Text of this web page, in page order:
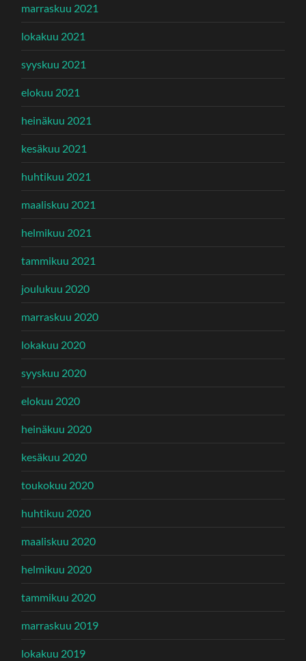
marraskuu 2021
lokakuu 2021
syyskuu 2021
elokuu 2021
heinäkuu 2021
kesäkuu 2021
huhtikuu 2021
maaliskuu 2021
helmikuu 2021
tammikuu 2021
joulukuu 2020
marraskuu 2020
lokakuu 2020
syyskuu 2020
elokuu 2020
heinäkuu 2020
kesäkuu 2020
toukokuu 2020
huhtikuu 2020
maaliskuu 2020
helmikuu 2020
tammikuu 2020
marraskuu 2019
lokakuu 2019